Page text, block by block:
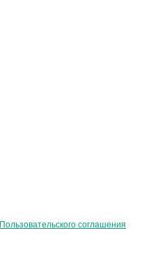
Пользовательского соглашения